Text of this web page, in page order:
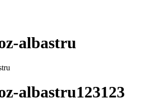
albastru
albastru123123